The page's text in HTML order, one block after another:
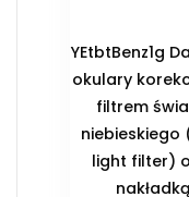
YEtbtBenz1g
okulary
filtrem
niebieskiego
light filter)
nakładką